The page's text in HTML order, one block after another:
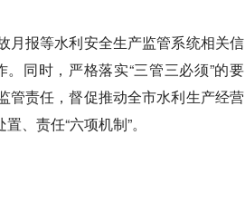
月报等水利安全生产监管系统相关信
同时，严格落实“三管三必须”的要
管责任，督促推动全市水利生产经营
、责任“六项机制”。